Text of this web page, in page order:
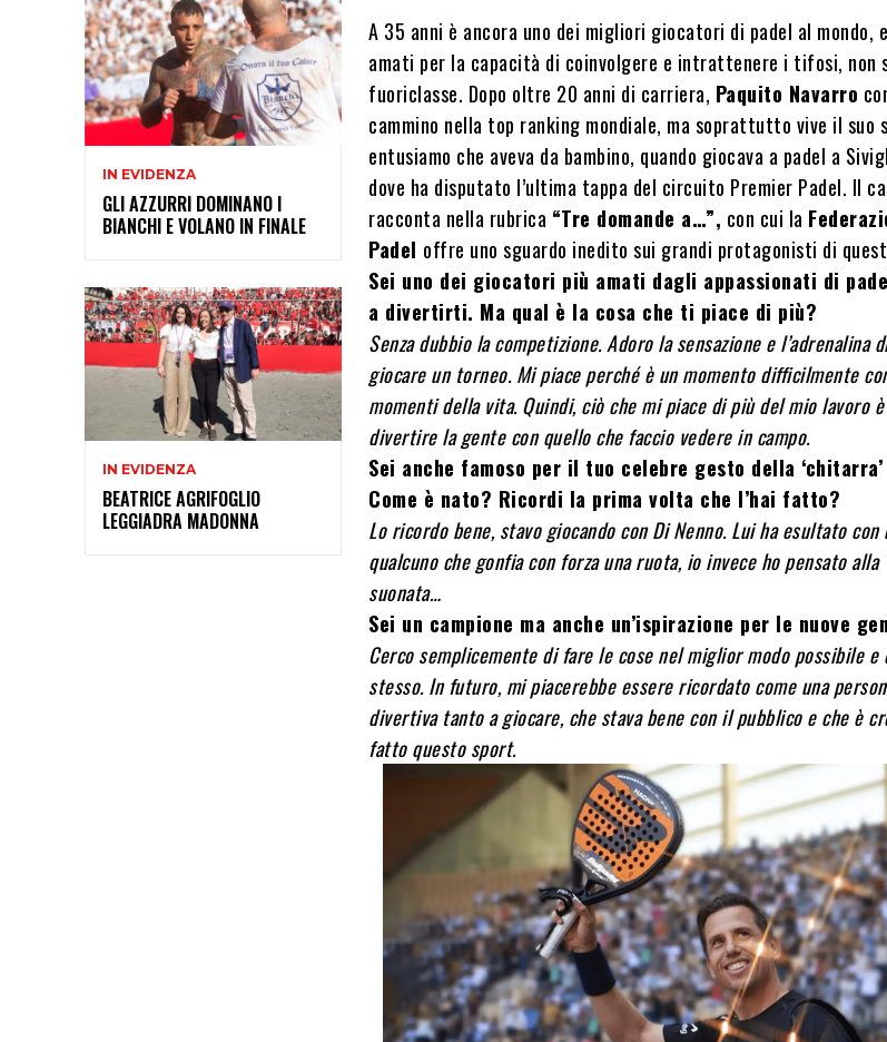
IN EVIDENZA
GLI AZZURRI DOMINANO I
BIANCHI E VOLANO IN FINALE
IN EVIDENZA
BEATRICE AGRIFOGLIO
LEGGIADRA MADONNA
A 35 anni è ancora uno dei migliori giocatori di padel al mondo,
amati per la capacità di coinvolgere e intrattenere i tifosi, non
fuoriclasse. Dopo oltre 20 anni di carriera, Paquito Navarro
cammino nella top ranking mondiale, ma soprattutto vive il suo
entusiamo che aveva da bambino, quando giocava a padel a
dove ha disputato l’ultima tappa del circuito Premier Padel. Il
racconta nella rubrica “Tre domande a…”, con cui la
Padel offre uno sguardo inedito sui grandi protagonisti di
Sei uno dei giocatori più amati dagli appassionati di
a divertirti. Ma qual è la cosa che ti piace di più?
Senza dubbio la competizione. Adoro la sensazione e l’adrenalina
giocare un torneo. Mi piace perché è un momento difficilmente
momenti della vita. Quindi, ciò che mi piace di più del mio lavoro
divertire la gente con quello che faccio vedere in campo.
Sei anche famoso per il tuo celebre gesto della
Come è nato? Ricordi la prima volta che l’hai fatto?
Lo ricordo bene, stavo giocando con Di Nenno. Lui ha esultato
qualcuno che gonfia con forza una ruota, io invece ho pensato alla
suonata…
Sei un campione ma anche un’ispirazione per le nuove
Cerco semplicemente di fare le cose nel miglior modo possibile e
stesso. In futuro, mi piacerebbe essere ricordato come una
divertiva tanto a giocare, che stava bene con il pubblico e che è
fatto questo sport.